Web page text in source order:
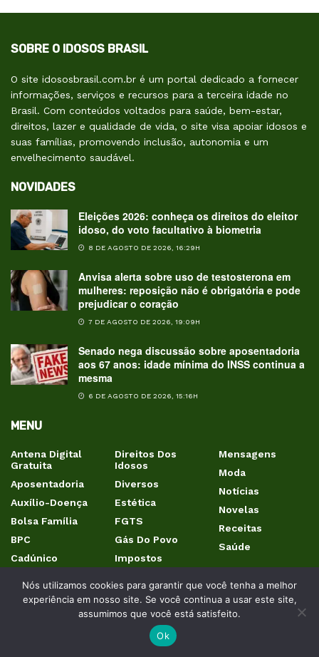
SOBRE O IDOSOS BRASIL
O site idososbrasil.com.br é um portal dedicado a fornecer
informações, serviços e recursos para a terceira idade no
Brasil. Com conteúdos voltados para saúde, bem-estar,
direitos, lazer e qualidade de vida, o site visa apoiar idosos e
suas famílias, promovendo inclusão, autonomia e um
envelhecimento saudável.
NOVIDADES
Eleições 2026: conheça os direitos do eleitor
idoso, do voto facultativo à biometria
8 DE AGOSTO DE 2026, 16:29H
Anvisa alerta sobre uso de testosterona em
mulheres: reposição não é obrigatória e pode
prejudicar o coração
7 DE AGOSTO DE 2026, 19:09H
Senado nega discussão sobre aposentadoria
aos 67 anos: idade mínima do INSS continua a
mesma
6 DE AGOSTO DE 2026, 15:16H
MENU
Antena Digital
Gratuita
Aposentadoria
Auxílio-Doença
Bolsa Família
BPC
Cadúnico
Carteira Do Idoso
Direitos Dos
Idosos
Diversos
Estética
FGTS
Gás Do Povo
Impostos
IPTU
Mensagens
Moda
Notícias
Novelas
Receitas
Saúde
Nós utilizamos cookies para garantir que você tenha a melhor
experiência em nosso site. Se você continua a usar este site,
assumimos que você está satisfeito.
Ok